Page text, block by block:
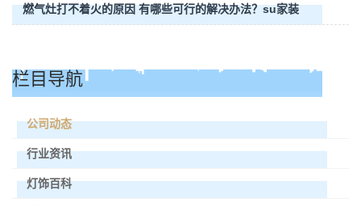
燃气灶打不着火的原因 有哪些可行的解决办法？su家装
栏目导航
公司动态
行业资讯
灯饰百科